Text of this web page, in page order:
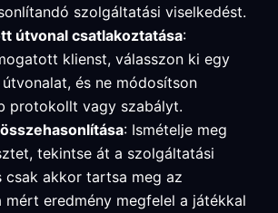
szolgáltatási viselkedést.
útvonal csatlakoztatása:
klienst, válasszon ki egy
és ne módosítson
protokollt vagy szabályt.
: Ismételje meg
tekintse át a szolgáltatási
csak akkor tartsa meg az
mért eredmény megfelel a játékkal